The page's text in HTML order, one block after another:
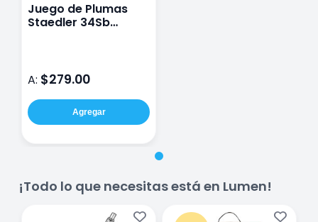
Juego de Plumas
Staedler 34Sb
A: $279.00
Agregar
¡Todo lo que necesitas está en Lumen!